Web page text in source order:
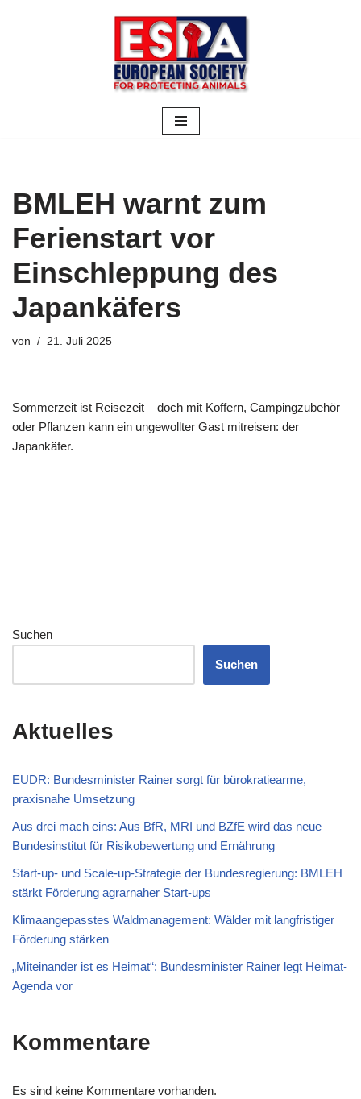
BMLEH warnt zum
Ferienstart vor
Einschleppung des
Japankäfers
von 21. Juli 2025
Sommerzeit ist Reisezeit – doch mit Koffern, Campingzubehör
oder Pflanzen kann ein ungewollter Gast mitreisen: der
Japankäfer.
Suchen
Suchen
Aktuelles
EUDR: Bundesminister Rainer sorgt für bürokratiearme,
praxisnahe Umsetzung
Aus drei mach eins: Aus BfR, MRI und BZfE wird das neue
Bundesinstitut für Risikobewertung und Ernährung
Start-up- und Scale-up-Strategie der Bundesregierung: BMLEH
stärkt Förderung agrarnaher Start-ups
Klimaangepasstes Waldmanagement: Wälder mit langfristiger
Förderung stärken
„Miteinander ist es Heimat“: Bundesminister Rainer legt Heimat-
Agenda vor
Kommentare
Es sind keine Kommentare vorhanden.